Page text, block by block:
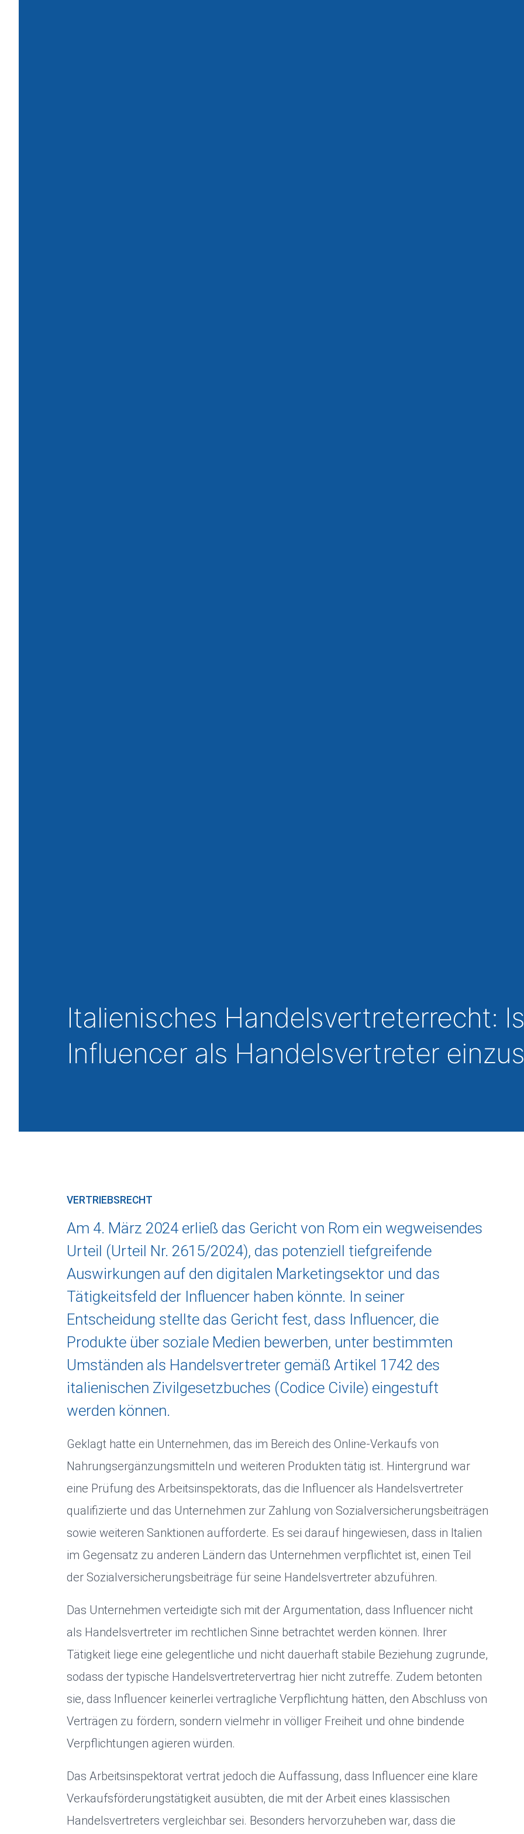
Italienisches Handelsvertreterrecht:
Influencer als Handelsvertreter
VERTRIEBSRECHT
Am 4. März 2024 erließ das Gericht von Rom ein wegweisendes
Urteil (Urteil Nr. 2615/2024), das potenziell tiefgreifende
Auswirkungen auf den digitalen Marketingsektor und das
Tätigkeitsfeld der Influencer haben könnte. In seiner
Entscheidung stellte das Gericht fest, dass Influencer, die
Produkte über soziale Medien bewerben, unter bestimmten
Umständen als Handelsvertreter gemäß Artikel 1742 des
italienischen Zivilgesetzbuches (Codice Civile) eingestuft
werden können.
Geklagt hatte ein Unternehmen, das im Bereich des Online-Verkaufs von
Nahrungsergänzungsmitteln und weiteren Produkten tätig ist. Hintergrund war
eine Prüfung des Arbeitsinspektorats, das die Influencer als Handelsvertreter
qualifizierte und das Unternehmen zur Zahlung von Sozialversicherungsbeiträgen
sowie weiteren Sanktionen aufforderte. Es sei darauf hingewiesen, dass in Italien
im Gegensatz zu anderen Ländern das Unternehmen verpflichtet ist, einen Teil
der Sozialversicherungsbeiträge für seine Handelsvertreter abzuführen.
Das Unternehmen verteidigte sich mit der Argumentation, dass Influencer nicht
als Handelsvertreter im rechtlichen Sinne betrachtet werden können. Ihrer
Tätigkeit liege eine gelegentliche und nicht dauerhaft stabile Beziehung zugrunde,
sodass der typische Handelsvertretervertrag hier nicht zutreffe. Zudem betonten
sie, dass Influencer keinerlei vertragliche Verpflichtung hätten, den Abschluss von
Verträgen zu fördern, sondern vielmehr in völliger Freiheit und ohne bindende
Verpflichtungen agieren würden.
Das Arbeitsinspektorat vertrat jedoch die Auffassung, dass Influencer eine klare
Verkaufsförderungstätigkeit ausübten, die mit der Arbeit eines klassischen
Handelsvertreters vergleichbar sei. Besonders hervorzuheben war, dass die